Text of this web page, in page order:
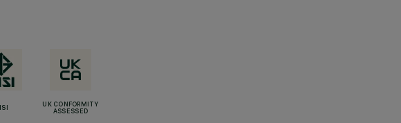
UK CONFORMITY
ASSESSED